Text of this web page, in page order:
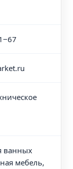
ванных
мебель,